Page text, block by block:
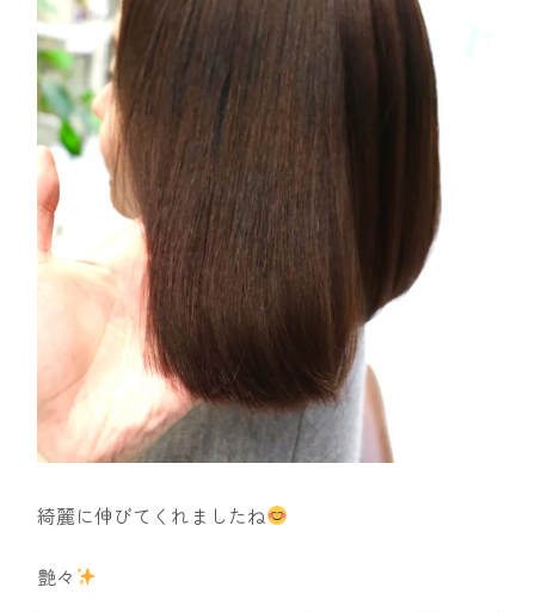
綺麗に伸びてくれましたね
艶々